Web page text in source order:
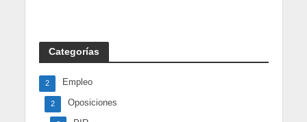
Categorías
Empleo
2
Oposiciones
2